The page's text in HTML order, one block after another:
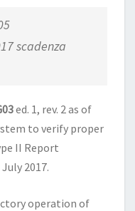
scadenza
ed. 1, rev. 2 as of
to verify proper
II Report
2017.
operation of